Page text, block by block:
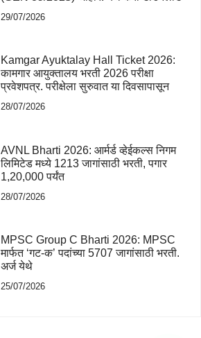
29/07/2026
Kamgar Ayuktalay Hall Ticket 2026:
कामगार आयुक्तालय भरती 2026 परीक्षा
प्रवेशपत्र. परीक्षेला सुरुवात या दिवसापासून
28/07/2026
AVNL Bharti 2026: आर्मर्ड व्हेईकल्स निगम
लिमिटेड मध्ये 1213 जागांसाठी भरती, पगार
1,20,000 पर्यंत
28/07/2026
MPSC Group C Bharti 2026: MPSC
मार्फत ‘गट-क’ पदांच्या 5707 जागांसाठी भरती.
अर्ज येथे
25/07/2026